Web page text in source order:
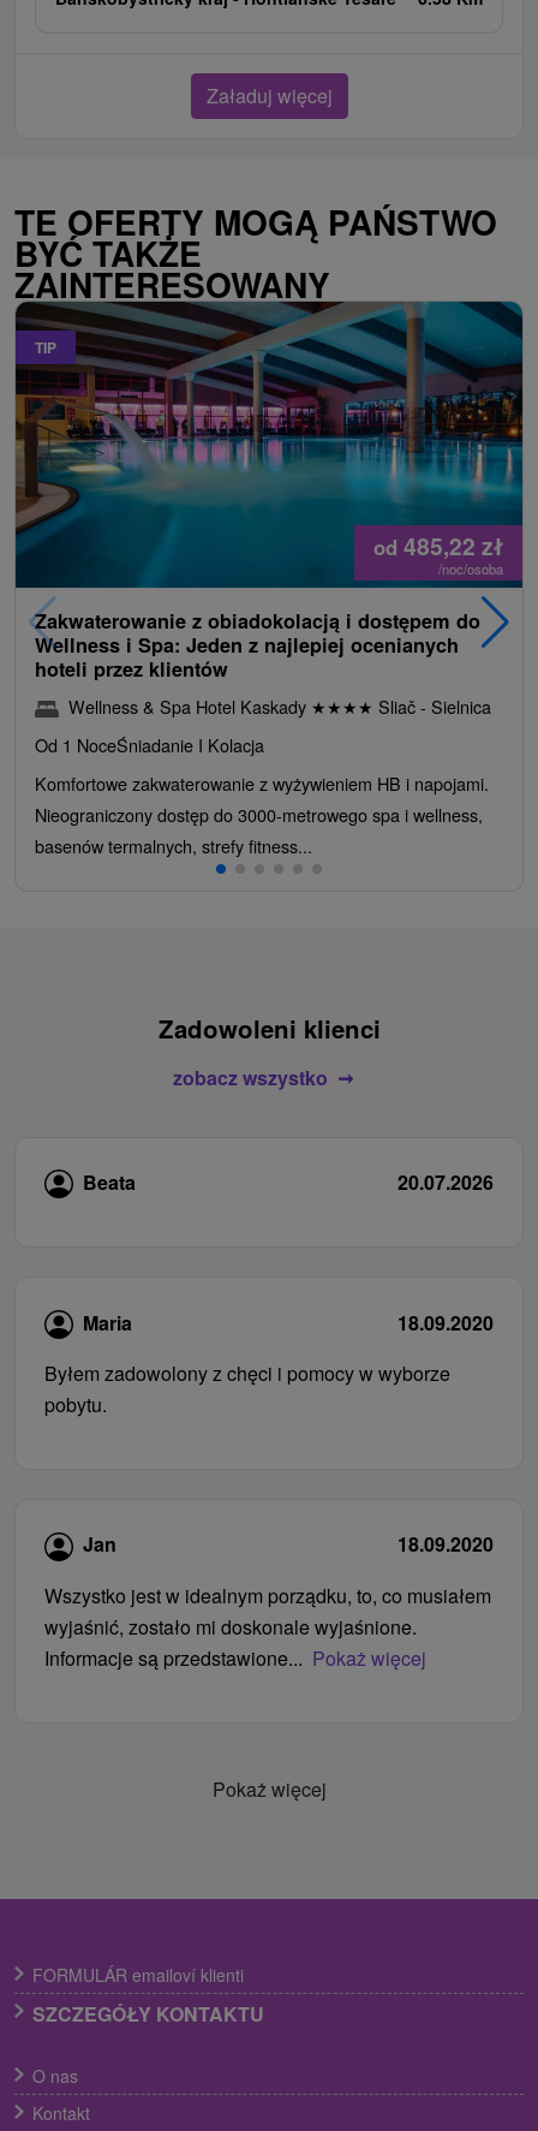
Załaduj więcej
TE OFERTY MOGĄ PAŃSTWO
BYĆ TAKŻE
ZAINTERESOWANY
TIP
od 485,22 zł
/noc/osoba
Zakwaterowanie z obiadokolacją i dostępem do
Wellness i Spa: Jeden z najlepiej ocenianych
hoteli przez klientów
Wellness & Spa Hotel Kaskady ★★★★ Sliač - Sielnica
Od 1 NoceŚniadanie I Kolacja
Komfortowe zakwaterowanie z wyżywieniem HB i napojami.
Nieograniczony dostęp do 3000-metrowego spa i wellness,
basenów termalnych, strefy fitness...
Zadowoleni klienci
zobacz wszystko
Beata 20.07.2026
Maria
18.09.2020
Byłem zadowolony z chęci i pomocy w wyborze
pobytu.
Jan
18.09.2020
Wszystko jest w idealnym porządku, to, co musiałem
wyjaśnić, zostało mi doskonale wyjaśnione.
Informacje są przedstawione... Pokaż więcej
Pokaż więcej
FORMULÁR emailoví klienti
SZCZEGÓŁY KONTAKTU
O nas
Kontakt